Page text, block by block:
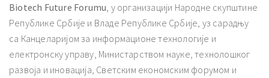
Biotech Future Forumu , у организацији Народне скупштине
Републике Србије и Владе Републике Србије, уз сарадњу
са Канцеларијом за информационе технологије и
електронску управу, Министарством науке, технолошког
развоја и иновација, Светским економским форумом и